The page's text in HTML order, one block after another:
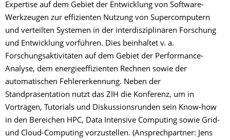
Expertise auf dem Gebiet der Entwicklung von Software-
Werkzeugen zur effizienten Nutzung von Supercomputern
und verteilten Systemen in der interdisziplinären Forschung
und Entwicklung vorführen. Dies beinhaltet v. a.
Forschungsaktivitäten auf dem Gebiet der Performance-
Analyse, dem energieeffizienten Rechnen sowie der
automatischen Fehlererkennung. Neben der
Standpräsentation nutzt das ZIH die Konferenz, um in
Vorträgen, Tutorials und Diskussionsrunden sein Know-how
in den Bereichen HPC, Data Intensive Computing sowie Grid-
und Cloud-Computing vorzustellen. (Ansprechpartner: Jens